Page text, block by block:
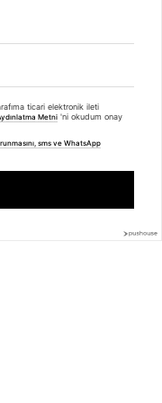
ticari elektronik ileti
Metni 'ni okudum onay
sms ve WhatsApp